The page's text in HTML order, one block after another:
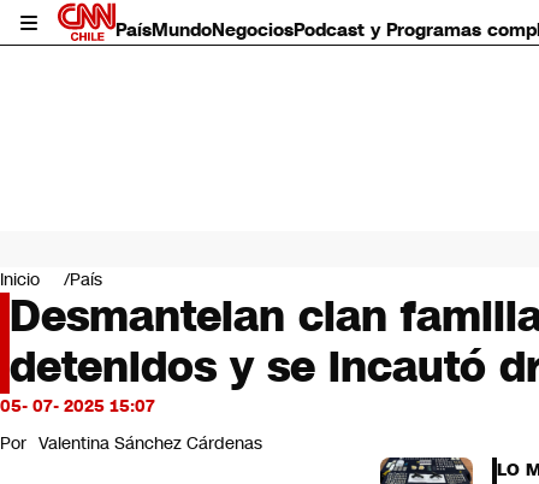
PaísMundoNegociosPodcast y Programas
Mundo
Negocios
Deportes
Programas completos
Cultura
Servicios
Bits
CNN Data
Inicio País
Desmantelan clan
detenidos y se incautó
05- 07- 2025 15:07
Por Valentina Sánchez Cárdenas
LO